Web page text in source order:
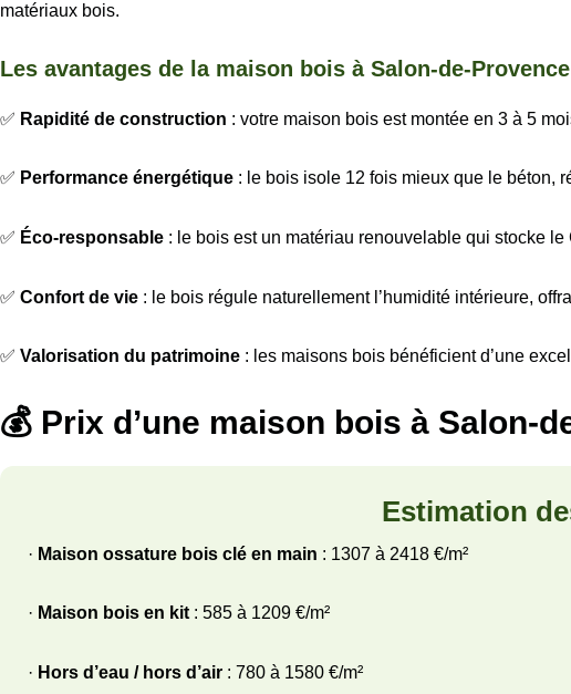
matériaux bois.
Les avantages de la maison bois à Salon-de-Provence
✅ Rapidité de construction : votre maison bois est montée en 3 à 5
✅ Performance énergétique : le bois isole 12 fois mieux que le béton,
✅ Éco-responsable : le bois est un matériau renouvelable qui stocke
✅ Confort de vie : le bois régule naturellement l’humidité intérieure,
✅ Valorisation du patrimoine : les maisons bois bénéficient d’une
💰 Prix d’une maison bois à Salon-
Estimation
· Maison ossature bois clé en main : 1307 à 2418 €/m²
· Maison bois en kit : 585 à 1209 €/m²
· Hors d’eau / hors d’air : 780 à 1580 €/m²